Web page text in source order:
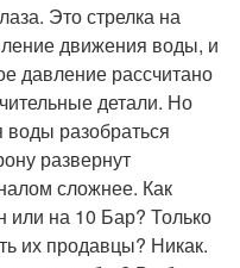
Это стрелка на
движения воды, и
давление рассчитано
детали. Но
разобраться
развернут
сложнее. Как
или на 10 Бар? Только
их продавцы? Никак.